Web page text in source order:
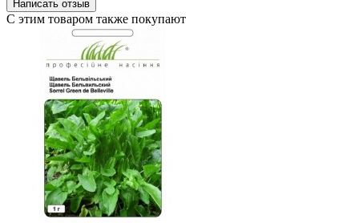
Написать отзыв
С этим товаром также покупают